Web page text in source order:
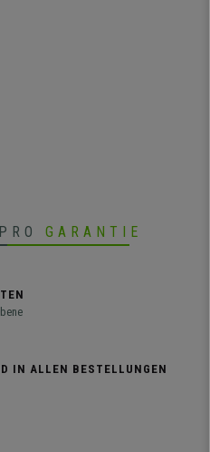
GARANTIE
IN ALLEN BESTELLUNGEN